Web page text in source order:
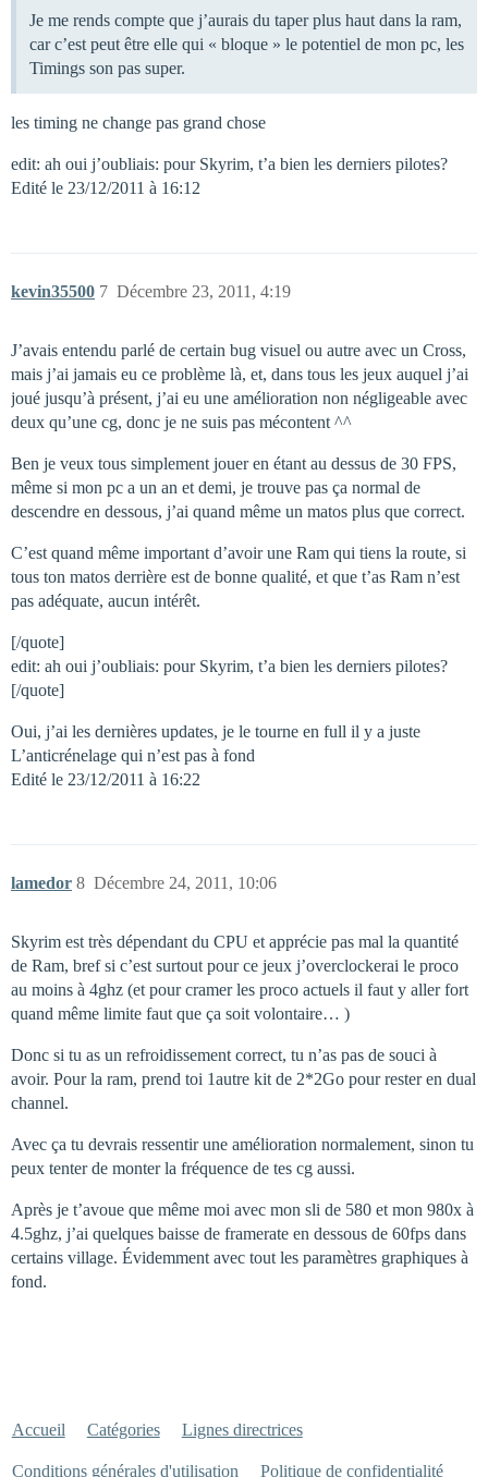
Je me rends compte que j’aurais du taper plus haut dans la ram,
car c’est peut être elle qui « bloque » le potentiel de mon pc, les
Timings son pas super.
les timing ne change pas grand chose
edit: ah oui j’oubliais: pour Skyrim, t’a bien les derniers pilotes?
Edité le 23/12/2011 à 16:12
kevin35500 Décembre 23, 2011, 4:19
7
J’avais entendu parlé de certain bug visuel ou autre avec un Cross,
mais j’ai jamais eu ce problème là, et, dans tous les jeux auquel j’ai
joué jusqu’à présent, j’ai eu une amélioration non négligeable avec
deux qu’une cg, donc je ne suis pas mécontent ^^
Ben je veux tous simplement jouer en étant au dessus de 30 FPS,
même si mon pc a un an et demi, je trouve pas ça normal de
descendre en dessous, j’ai quand même un matos plus que correct.
C’est quand même important d’avoir une Ram qui tiens la route, si
tous ton matos derrière est de bonne qualité, et que t’as Ram n’est
pas adéquate, aucun intérêt.
[/quote]
edit: ah oui j’oubliais: pour Skyrim, t’a bien les derniers pilotes?
[/quote]
Oui, j’ai les dernières updates, je le tourne en full il y a juste
L’anticrénelage qui n’est pas à fond
Edité le 23/12/2011 à 16:22
lamedor Décembre 24, 2011, 10:06
8
Skyrim est très dépendant du CPU et apprécie pas mal la quantité
de Ram, bref si c’est surtout pour ce jeux j’overclockerai le proco
au moins à 4ghz (et pour cramer les proco actuels il faut y aller fort
quand même limite faut que ça soit volontaire… )
Donc si tu as un refroidissement correct, tu n’as pas de souci à
avoir. Pour la ram, prend toi 1autre kit de 2*2Go pour rester en dual
channel.
Avec ça tu devrais ressentir une amélioration normalement, sinon tu
peux tenter de monter la fréquence de tes cg aussi.
Après je t’avoue que même moi avec mon sli de 580 et mon 980x à
4.5ghz, j’ai quelques baisse de framerate en dessous de 60fps dans
certains village. Évidemment avec tout les paramètres graphiques à
fond.
Accueil Catégories Lignes directrices
Conditions générales d'utilisation Politique de confidentialité